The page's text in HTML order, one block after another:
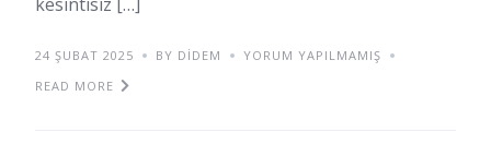
24 ŞUBAT 2025 BY DIDEM
YORUM YAPILMAMIŞ
READ MORE